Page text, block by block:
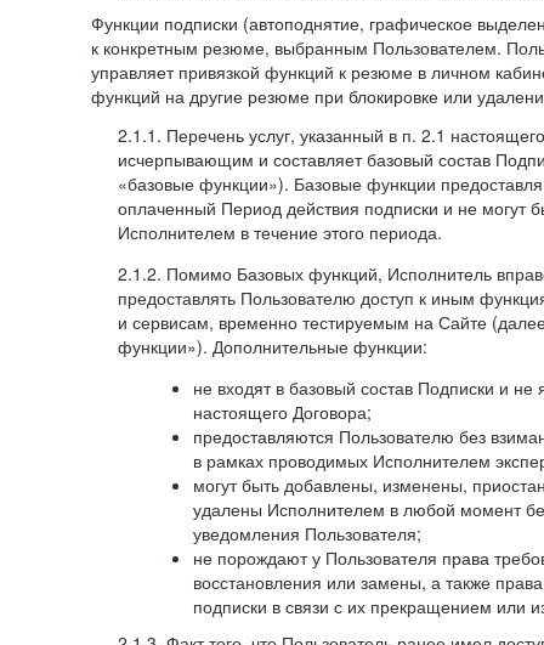
Функции подписки (автоподнятие, графическое
к конкретным резюме, выбранным Пользователем.
управляет привязкой функций к резюме в личном
функций на другие резюме при блокировке или
2.1.1. Перечень услуг, указанный в п. 2.1
исчерпывающим и составляет базовый состав
«базовые функции»). Базовые функции
оплаченный Период действия подписки и не могут
Исполнителем в течение этого периода.
2.1.2. Помимо Базовых функций, Исполнитель
предоставлять Пользователю доступ к иным
и сервисам, временно тестируемым на Сайте
функции»). Дополнительные функции:
не входят в базовый состав Подписки и
настоящего Договора;
предоставляются Пользователю без
в рамках проводимых Исполнителем
могут быть добавлены, изменены,
удалены Исполнителем в любой момент
уведомления Пользователя;
не порождают у Пользователя права
восстановления или замены, а также
подписки в связи с их прекращением или